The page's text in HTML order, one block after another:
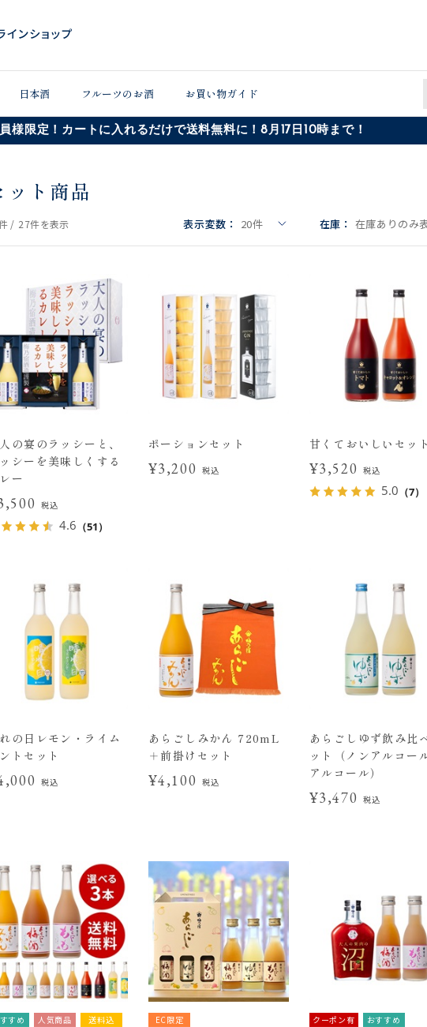
日本酒 フルーツのお酒 お買い物ガイド
様限定！カートに入れるだけで送料無料に！8月17日10時まで！
ット商品
/ 27件を表示 表示変数： 20件 在庫： 在庫ありのみ
の宴のラッシーと、
シーを美味しくする
ー
税込
4.6 （51）
ポーションセット
¥3,200 税込
甘くておいしいセット
¥3,520 税込
5.0 （7）
の日レモン・ライム
トセット
税込
あらごしみかん 720mL
＋前掛けセット
¥4,100 税込
あらごしゆず飲み比
ット（ノンアルコー
アルコール）
¥3,470 税込
すめ 人気商品 送料込 EC限定 クーポン有
おすすめ